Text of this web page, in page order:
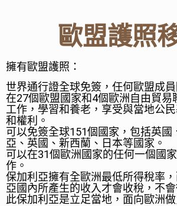
歐盟護照
擁有歐盟護照：
世界通行證全球免簽，任何歐盟成
在27個歐盟國家和4個歐洲自由貿易
工作，學習和養老，享受與當地公
和權利。
可以免簽全球151個國家，包括英國
亞、英國、新西蘭、日本等國家。
可以在31個歐洲國家的任何一個國
作。
保加利亞擁有全歐洲最低所得稅率
亞國內所產生的收入才會收稅，不
此保加利亞是立足當地，面向歐洲